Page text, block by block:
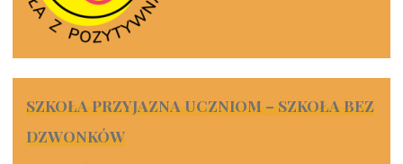
SZKOŁA PRZYJAZNA UCZNIOM – SZKOŁA BEZ
DZWONKÓW